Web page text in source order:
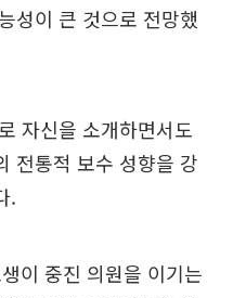
성이 큰 것으로 전망했
자신을 소개하면서도
전통적 보수 성향을 강
.
이 중진 의원을 이기는